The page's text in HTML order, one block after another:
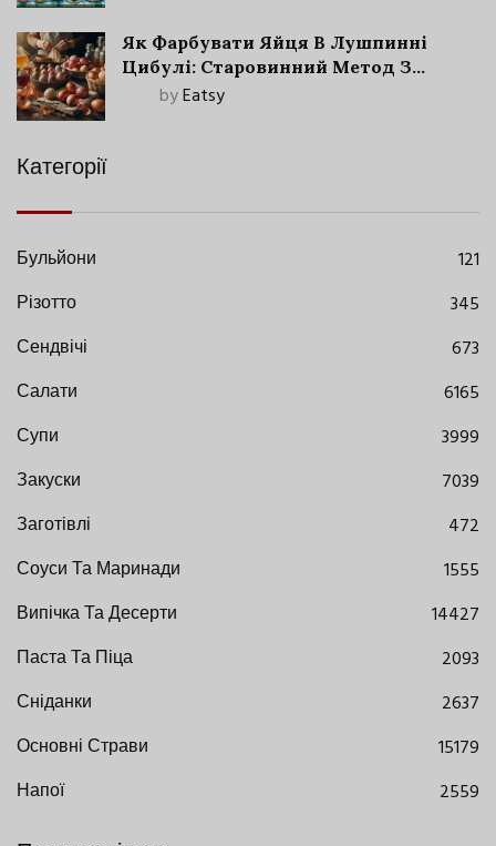
Як Фарбувати Яйця В Лушпинні
Цибулі: Старовинний Метод З
Сучасними Нюансами
byEatsy
Категорії
Бульйони
121
Різотто
345
Сендвічі
673
Салати
6165
Супи
3999
Закуски
7039
Заготівлі
472
Соуси Та Маринади
1555
Випічка Та Десерти
14427
Паста Та Піца
2093
Сніданки
2637
Основні Страви
15179
Напої
2559